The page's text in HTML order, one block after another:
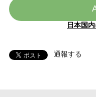
日本国
通報する